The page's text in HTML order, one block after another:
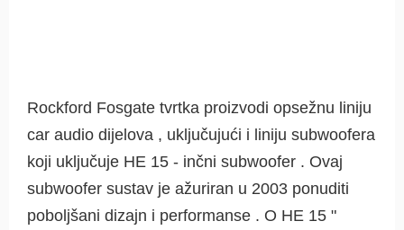
Rockford Fosgate tvrtka proizvodi opsežnu liniju
car audio dijelova , uključujući i liniju subwoofera
koji uključuje HE 15 - inčni subwoofer . Ovaj
subwoofer sustav je ažuriran u 2003 ponuditi
poboljšani dizajn i performanse . O HE 15 "